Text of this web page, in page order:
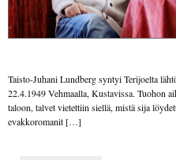
Taisto-Juhani Lundberg syntyi Terijoelta
22.4.1949 Vehmaalla, Kustavissa. Tuohon
taloon, talvet vietettiin siellä, mistä sija
evakkoromanit […]